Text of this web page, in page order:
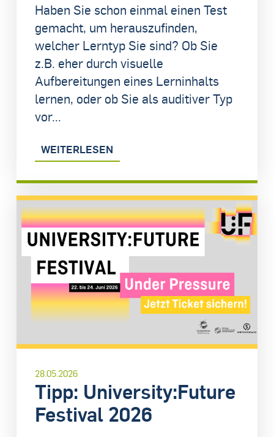
Haben Sie schon einmal einen Test
gemacht, um herauszufinden,
welcher Lerntyp Sie sind? Ob Sie
z.B. eher durch visuelle
Aufbereitungen eines Lerninhalts
lernen, oder ob Sie als auditiver Typ
vor...
WEITERLESEN
28.05.2026
Tipp: University:Future
Festival 2026